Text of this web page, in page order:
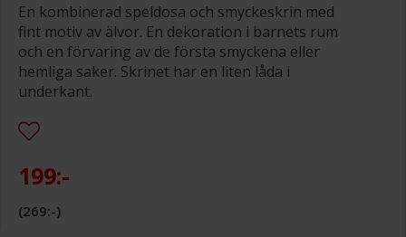
En kombinerad speldosa och smyckeskrin med
fint motiv av älvor. En dekoration i barnets rum
och en förvaring av de första smyckena eller
hemliga saker. Skrinet har en liten låda i
underkant.
199:-
269:-